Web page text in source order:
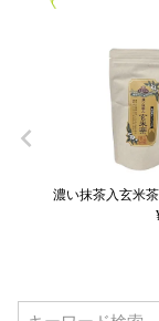
濃い抹茶入玄米